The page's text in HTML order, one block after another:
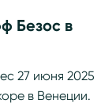
Безос в
27 июня 2025
в Венеции.